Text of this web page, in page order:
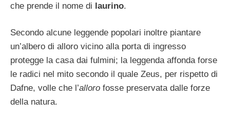
che prende il nome di laurino.
Secondo alcune leggende popolari inoltre piantare
un’albero di alloro vicino alla porta di ingresso
protegge la casa dai fulmini; la leggenda affonda forse
le radici nel mito secondo il quale Zeus, per rispetto di
Dafne, volle che l’alloro fosse preservata dalle forze
della natura.